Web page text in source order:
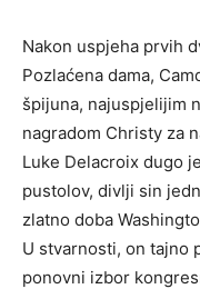
Nakon uspjeha prvih
Pozlaćena dama,
špijuna, najuspjelijim
nagradom Christy za
Luke Delacroix dugo
pustolov, divlji sin
zlatno doba
U stvarnosti, on tajno
ponovni izbor